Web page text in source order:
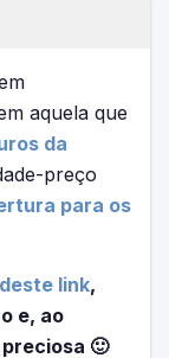
aquela que
da
preço
para os
deste link,
e, ao
🙂